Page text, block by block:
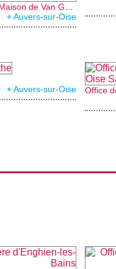
⌖ Auvers-sur-Oise
⌖ Auvers-sur-Oise